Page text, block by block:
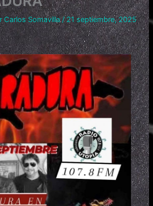
Carlos Somavilla/21 septiembre, 2025